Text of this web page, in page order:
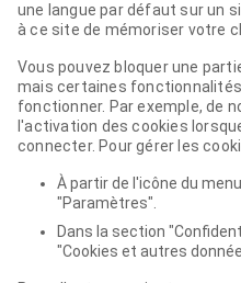
une langue par défaut sur un
à ce site de mémoriser votre
Vous pouvez bloquer une
mais certaines
fonctionner. Par exemple, de
l'activation des cookies
connecter. Pour gérer les
À partir de l'icône du
"Paramètres".
Dans la section
"Cookies et autres